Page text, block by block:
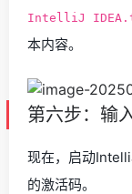
IntelliJ
本内容。
第六步：输
现在，启动
的激活码。